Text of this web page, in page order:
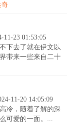
奇
11-23 01:53:05
下去了就在伊文以
带来一些来自二十
11-20 14:05:09
冷，随着了解的深
可爱的一面。...